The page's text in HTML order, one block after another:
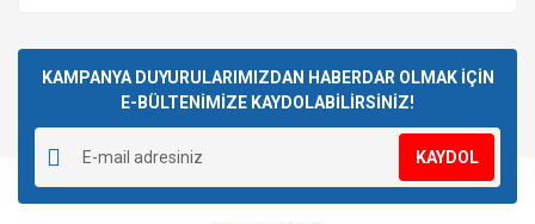
KAMPANYA DUYURULARIMIZDAN HABERDAR OLMAK İÇİN
E-BÜLTENİMİZE KAYDOLABİLİRSİNİZ!
KAYDOL